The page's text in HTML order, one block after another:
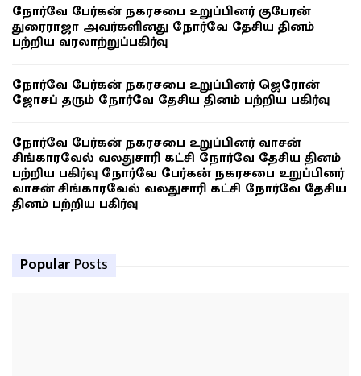
நோர்வே பேர்கன் நகரசபை உறுப்பினர் குபேரன்
துரைராஜா அவர்களினது நோர்வே தேசிய தினம்
பற்றிய வரலாற்றுப்பகிர்வு
நோர்வே பேர்கன் நகரசபை உறுப்பினர் ஜெரோன்
ஜோசப் தரும் நோர்வே தேசிய தினம் பற்றிய பகிர்வு
நோர்வே பேர்கன் நகரசபை உறுப்பினர் வாசன்
சிங்காரவேல் வலதுசாரி கட்சி நோர்வே தேசிய தினம்
பற்றிய பகிர்வு நோர்வே பேர்கன் நகரசபை உறுப்பினர்
வாசன் சிங்காரவேல் வலதுசாரி கட்சி நோர்வே தேசிய
தினம் பற்றிய பகிர்வு
Popular Posts